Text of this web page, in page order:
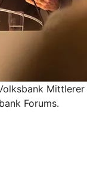
Mittlerer
Forums.